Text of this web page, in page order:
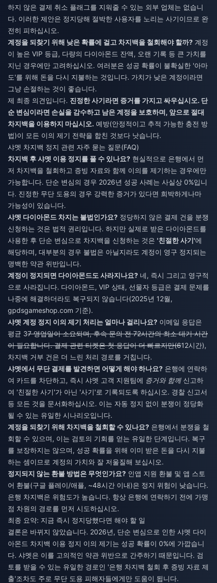
하지 않은 결제 취소 플래그를 지워줄 수 있는 외부 업체는 없습니
다. 이러한 제안은 정지당해 절박한 사용자를 노리는 사기이므로 완
전히 피하십시오.
계정을 되찾기 위해 낮은 확률에 걸고 차지백을 철회해야 할까? 계정
이 높은 VIP 등급, 다량의 다이아몬드 잔액, 오랜 기록 등 큰 가치를
지닌 경우에만 고려하십시오. 여러분은 성공 확률이 불확실한 '아마
도'를 위해 돈을 다시 지불하는 것입니다. 가치가 낮은 계정이라면
그냥 손절하는 것이 좋습니다.
제 최종 의견입니다. 진정한 사기라면 증거를 가지고 싸우십시오. 단
순 변심이라면 손실을 감수하고 남은 계정을 보호하며, 앞으로 절대
차지백을 이용하지 마십시오. 예방(안정적이고 추적 가능한 충전 방
법)이 모든 이의 제기 전략을 합친 것보다 낫습니다.
샤멧 차지백 정지 관련 자주 묻는 질문(FAQ)
차지백 후 샤멧 이용 정지를 풀 수 있나요? 현실적으로 은행에서 먼
저 차지백을 철회하고 증빙 자료와 함께 이의를 제기하는 경우에만
가능합니다. 단순 변심의 경우 2026년 성공 사례는 사실상 0%입니
다. 진정한 무단 도용의 경우 강력한 증거가 있다면 희박하게나마
가능성이 있습니다.
샤멧 다이아몬드 차지는 불법인가요? 정당하지 않은 결제 건을 분쟁
신청하는 것은 법적 권리입니다. 하지만 실제로 받은 다이아몬드를
사용한 후 단순 변심으로 차지백을 신청하는 것은 '친절한 사기'에
해당하며, 대부분의 경우 불법은 아닐지라도 계정이 영구 정지되는
명백한 약관 위반입니다.
계정이 정지되면 다이아몬드도 사라지나요? 네, 즉시 그리고 영구적
으로 사라집니다. 다이아몬드, VIP 상태, 선물자 등급은 결제 문제를
나중에 해결하더라도 복구되지 않습니다(2025년 12월,
gpdsgameshop.com 기준).
샤멧 계정 정지 이의 제기 처리는 얼마나 걸리나요? 이메일 응답은
평균 37 영업일이 소요되며, 후속 문의 전 72시간의 최소 대기 시간
이 필요합니다. 결제 관련 티켓은 첫 응답이 더 빠르지만(612시간),
차지백 거부 건은 더 느린 처리 경로를 거칩니다.
샤멧에서 무단 결제를 발견하면 어떻게 해야 하나요? 은행에 연락하
여 카드를 차단하고, 즉시 샤멧 고객 지원팀에 증거와 함께신고하
여 '친절한 사기'가 아닌 '사기'로 기록되도록 하십시오. 경찰 신고서
등 모든 것을 문서화하십시오. 이는 자동 정지 없이 분쟁이 정당화
될 수 있는 유일한 시나리오입니다.
계정을 되찾기 위해 차지백을 철회할 수 있나요? 은행에서 분쟁을 철
회할 수 있으며, 이는 검토의 기회를 얻는 유일한 단계입니다. 복구
를 보장하지는 않으며, 성공 확률을 위해 이미 받은 돈을 다시 지불
하는 셈이므로 계정의 가치와 잘 저울질해 보십시오.
정지되지 않는 환불 방법은 무엇인가요? 인앱 지원 환불 및 앱 스토
어 환불(구글 플레이/애플, ~48시간 이내)은 정지 위험이 낮습니다.
은행 차지백은 위험도가 높습니다. 항상 은행에 연락하기 전에 가맹
점 차원의 경로를 먼저 시도하십시오.
최종 요약: 지금 즉시 정지당했다면 해야 할 일
결론은 바뀌지 않았습니다. 2026년, 단순 변심으로 인한 샤멧 다이
아몬드 차지백 이용 정지 이의 제기는 성공 확률이 0%에 가깝습니
다. 샤멧은 이를 고의적인 약관 위반으로 간주하기 때문입니다. 검
토를 받을 수 있는 유일한 경로인 '은행 차지백 철회 후 증빙 자료 제
출'조차도 주로 무단 도용 피해자들에게만 도움이 됩니다.